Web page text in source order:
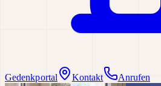
Gedenkportal Kontakt Anrufen